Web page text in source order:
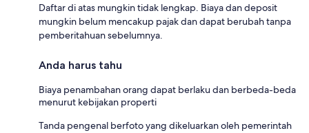
Daftar di atas mungkin tidak lengkap. Biaya dan deposit
mungkin belum mencakup pajak dan dapat berubah tanpa
pemberitahuan sebelumnya.
Anda harus tahu
Biaya penambahan orang dapat berlaku dan berbeda-beda
menurut kebijakan properti
Tanda pengenal berfoto yang dikeluarkan oleh pemerintah